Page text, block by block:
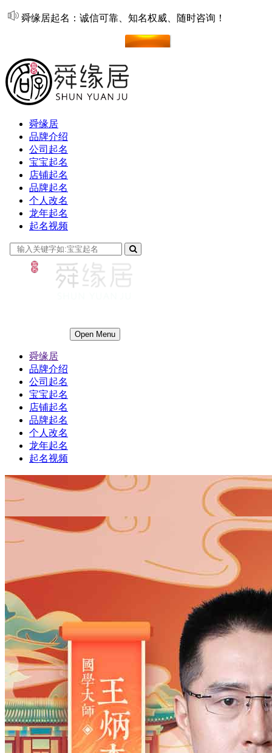
舜缘居起名：诚信可靠、知名权威、随时咨询！
舜缘居
品牌介绍
公司起名
宝宝起名
店铺起名
品牌起名
个人改名
龙年起名
起名视频
Open Menu
舜缘居
品牌介绍
公司起名
宝宝起名
店铺起名
品牌起名
个人改名
龙年起名
起名视频
男
男 女
出生时间
2026年 日21 时7分
年
2028
2027 2026 2025 2024
2023
2022
2021 2020 2019 2018
2015
2014 2013 2012 2011
2009
2008 2007 2006 2005
2003